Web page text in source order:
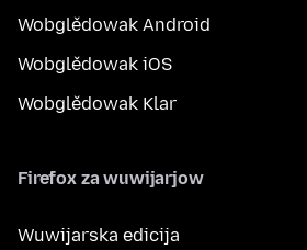
Wobglědowak Android
Wobglědowak iOS
Wobglědowak Klar
Firefox za wuwijarjow
Wuwijarska edicija